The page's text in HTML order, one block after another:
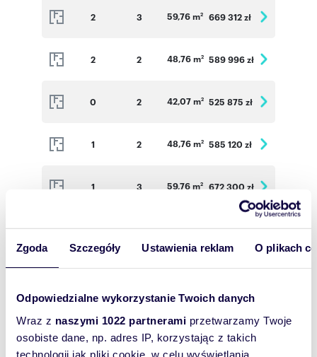
Zgoda Szczegóły Ustawienia reklam O plikach
Odpowiedzialne wykorzystanie Twoich danych
Wraz z naszymi 1022 partnerami przetwarzamy Twoje
osobiste dane, np. adres IP, korzystając z takich
technologii jak pliki cookie, w celu wyświetlania
2 3 59,76 m2 669 312 zł
2 2 48,76 m2 589 996 zł
0 2 42,07 m2 525 875 zł
1 2 48,76 m2 585 120 zł
1 3 59,76 m2 672 300 zł
1 3 56,80 m 639 000 zł
1 2 37,31 m2 475 703 zł
2